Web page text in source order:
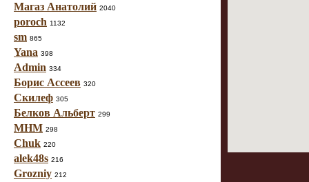
Магаз Анатолий 2040
poroch 1132
sm 865
Yana 398
Admin 334
Борис Ассеев 320
Скилеф 305
Белков Альберт 299
МНМ 298
Chuk 220
alek48s 216
Grozniy 212